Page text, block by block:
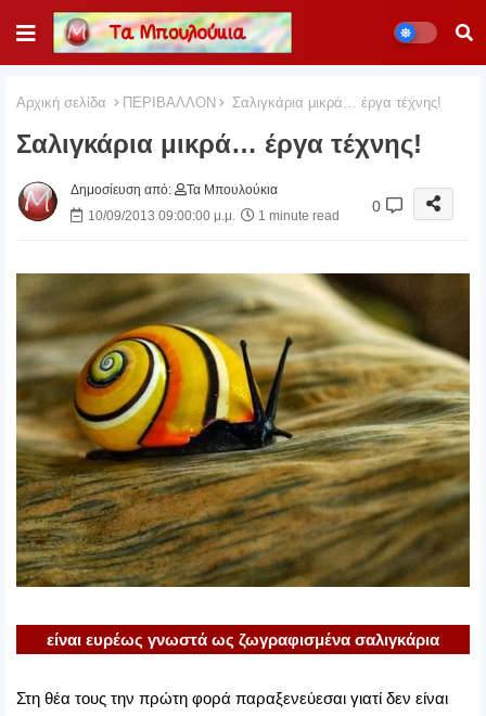
Αρχική σελίδα ΠΕΡΙΒΑΛΛΟΝ Σαλιγκάρια μικρά… έργα τέχνης!
Σαλιγκάρια μικρά… έργα τέχνης!
Δημοσίευση από:
Τα Μπουλούκια
10/09/2013 09:00:00 μ.μ.
1 minute read
0
είναι ευρέως γνωστά ως ζωγραφισμένα σαλιγκάρια
Στη θέα τους την πρώτη φορά παραξενεύεσαι γιατί δεν είναι